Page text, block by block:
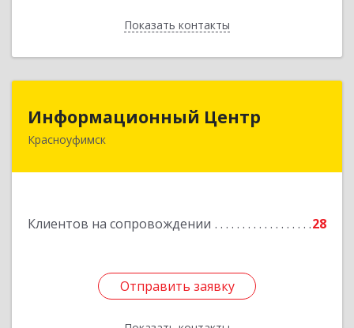
Показать контакты
Назад
Информационный Центр
Красноуфимск
Клиентов на сопровождении 28
Отправить заявку
Информационный Центр
623300, Свердловская обл, Красноуфимск г,
Отправить заявку